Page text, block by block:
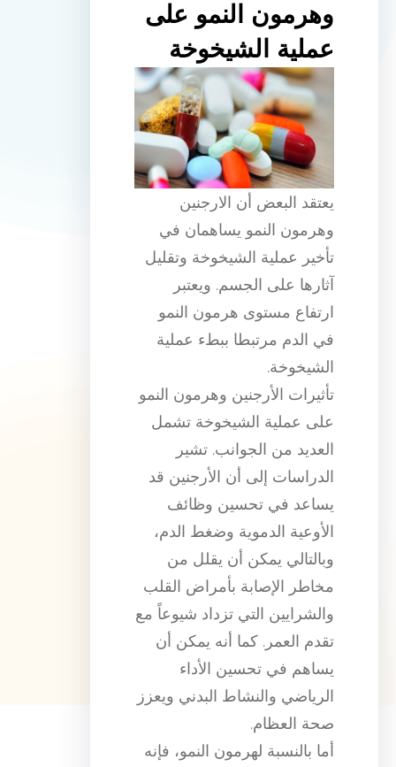
وهرمون النمو على
عملية الشيخوخة
يعتقد البعض أن الارجنين
وهرمون النمو يساهمان في
تأخير عملية الشيخوخة وتقليل
آثارها على الجسم. ويعتبر
ارتفاع مستوى هرمون النمو
في الدم مرتبطا ببطء عملية
الشيخوخة.
تأثيرات الأرجنين وهرمون النمو
على عملية الشيخوخة تشمل
العديد من الجوانب. تشير
الدراسات إلى أن الأرجنين قد
يساعد في تحسين وظائف
الأوعية الدموية وضغط الدم،
وبالتالي يمكن أن يقلل من
مخاطر الإصابة بأمراض القلب
والشرايين التي تزداد شيوعاً مع
تقدم العمر. كما أنه يمكن أن
يساهم في تحسين الأداء
الرياضي والنشاط البدني ويعزز
صحة العظام.
أما بالنسبة لهرمون النمو، فإنه